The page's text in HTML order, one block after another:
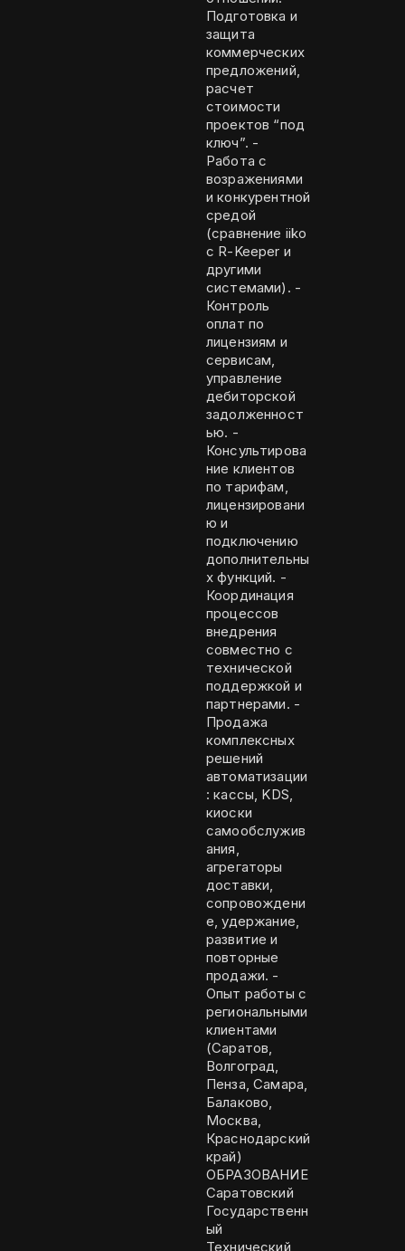
Подготовка и
защита
коммерческих
предложений,
расчет
стоимости
проектов “под
ключ”. -
Работа с
возражениями
и конкурентной
средой
(сравнение iiko
с R-Keeper и
другими
системами). -
Контроль
оплат по
лицензиям и
сервисам,
управление
дебиторской
задолженност
ью. -
Консультирова
ние клиентов
по тарифам,
лицензировани
ю и
подключению
дополнительны
х функций. -
Координация
процессов
внедрения
совместно с
технической
поддержкой и
партнерами. -
Продажа
комплексных
решений
автоматизации
: кассы, KDS,
киоски
самообслужив
ания,
агрегаторы
доставки,
сопровождени
е, удержание,
развитие и
повторные
продажи. -
Опыт работы с
региональными
клиентами
(Саратов,
Волгоград,
Пенза, Самара,
Балаково,
Москва,
Краснодарский
край)
ОБРАЗОВАНИЕ
Саратовский
Государственн
ый
Технический